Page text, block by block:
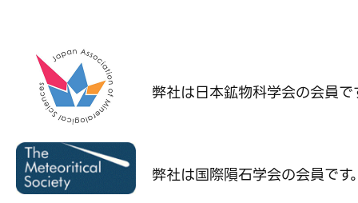
弊社は日本鉱物科学会の会員で
弊社は国際隕石学会の会員です